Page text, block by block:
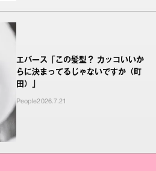
エバース「この髪型？ カッコいいか
らに決まってるじゃないですか（町
田）」
People2026.7.21